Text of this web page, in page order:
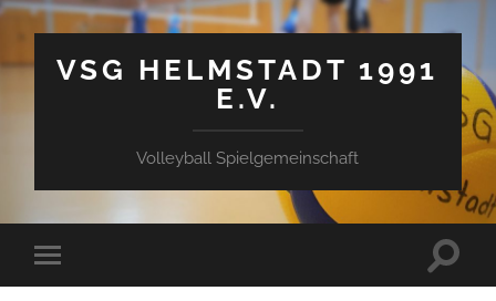
VSG HELMSTADT 1991
E.V.
Volleyball Spielgemeinschaft
Mobile-
Menü